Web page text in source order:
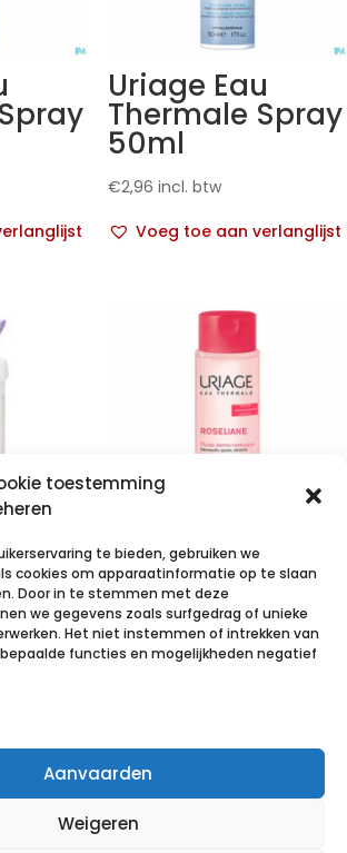
toestemming
te bieden, gebruiken we
cookies om apparaatinformatie op te slaan
Door in te stemmen met deze
we gegevens zoals surfgedrag of unieke
Het niet instemmen of intrekken van
functies en mogelijkheden negatief
Aanvaarden
Weigeren
Uriage Eau
Thermale Spray
50ml
€2,96 incl. btw
Voeg toe aan verlanglijst
Uriage
Roseliane
Dermo
Reiniging
Voeg toe aan verlanglijst